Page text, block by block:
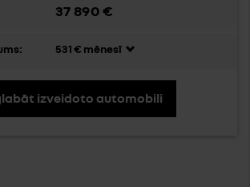
37 890 €
531 € mēnesī
izveidoto automobili